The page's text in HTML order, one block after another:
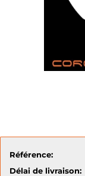
Référence:
Délai de livraison: